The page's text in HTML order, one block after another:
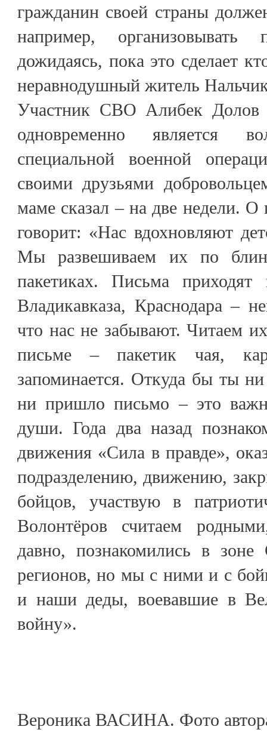
гражданин своей страны
например,
дожидаясь, пока это сделает
неравнодушный житель
Участник СВО Алибек Долов
одновременно является
специальной военной
своими друзьями
маме сказал – на две недели.
говорит: «Нас вдохновляют
Мы развешиваем их по
пакетиках. Письма приходят
Владикавказа, Краснодара –
что нас не забывают. Читаем
письме – пакетик чая,
запоминается. Откуда бы ты
ни пришло письмо – это
души. Года два назад
движения «Сила в правде»,
подразделению, движению,
бойцов, участвую в
Волонтёров считаем
давно, познакомились в
регионов, но мы с ними и с
и наши деды, воевавшие в
войну».
Вероника ВАСИНА. Фото